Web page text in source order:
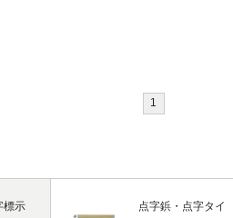
1
標示
点字鋲・点字タイ